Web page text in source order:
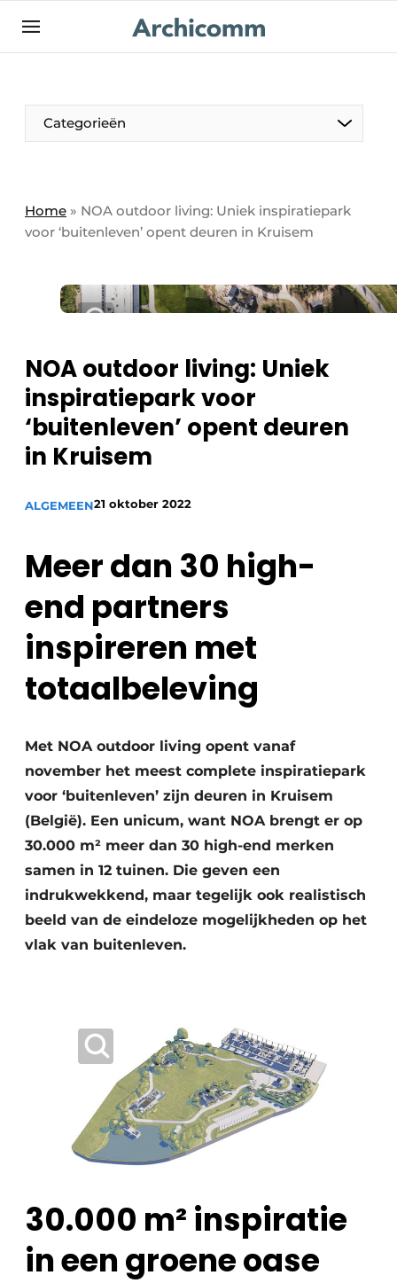
NL be-FR
Categorieën
Home » NOA outdoor living: Uniek inspiratiepark
voor ‘buitenleven’ opent deuren in Kruisem
NOA outdoor living: Uniek
inspiratiepark voor
‘buitenleven’ opent deuren
in Kruisem
ALGEMEEN21 oktober 2022
Meer dan 30 high-
end partners
inspireren met
totaalbeleving
Met NOA outdoor living opent vanaf
november het meest complete inspiratiepark
voor ‘buitenleven’ zijn deuren in Kruisem
(België). Een unicum, want NOA brengt er op
30.000 m² meer dan 30 high-end merken
samen in 12 tuinen. Die geven een
indrukwekkend, maar tegelijk ook realistisch
beeld van de eindeloze mogelijkheden op het
vlak van buitenleven.
30.000 m² inspiratie
in een groene oase